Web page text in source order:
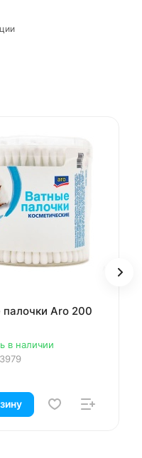
палочки Aro 200
в наличии